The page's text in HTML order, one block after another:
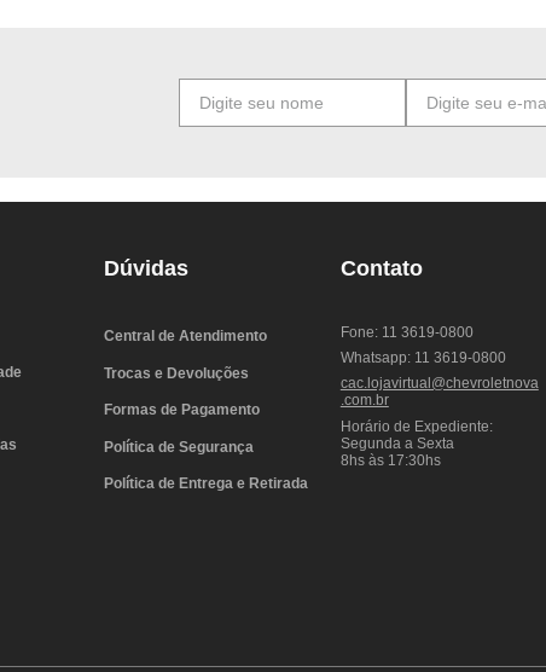
Dúvidas
Central de Atendimento
Trocas e Devoluções
Formas de Pagamento
Política de Segurança
Política de Entrega e Retirada
Contato
Fone: 11 3619-0800
Whatsapp: 11 3619-0800
cac.lojavirtual@chevroletnova
.com.br
Horário de Expediente:
Segunda a Sexta
8hs às 17:30hs